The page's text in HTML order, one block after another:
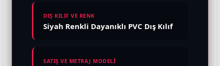
DIŞ KILIF VE RENK
Siyah Renkli Dayanıklı PVC Dış Kılıf
SATIŞ VE METRAJ MODELİ